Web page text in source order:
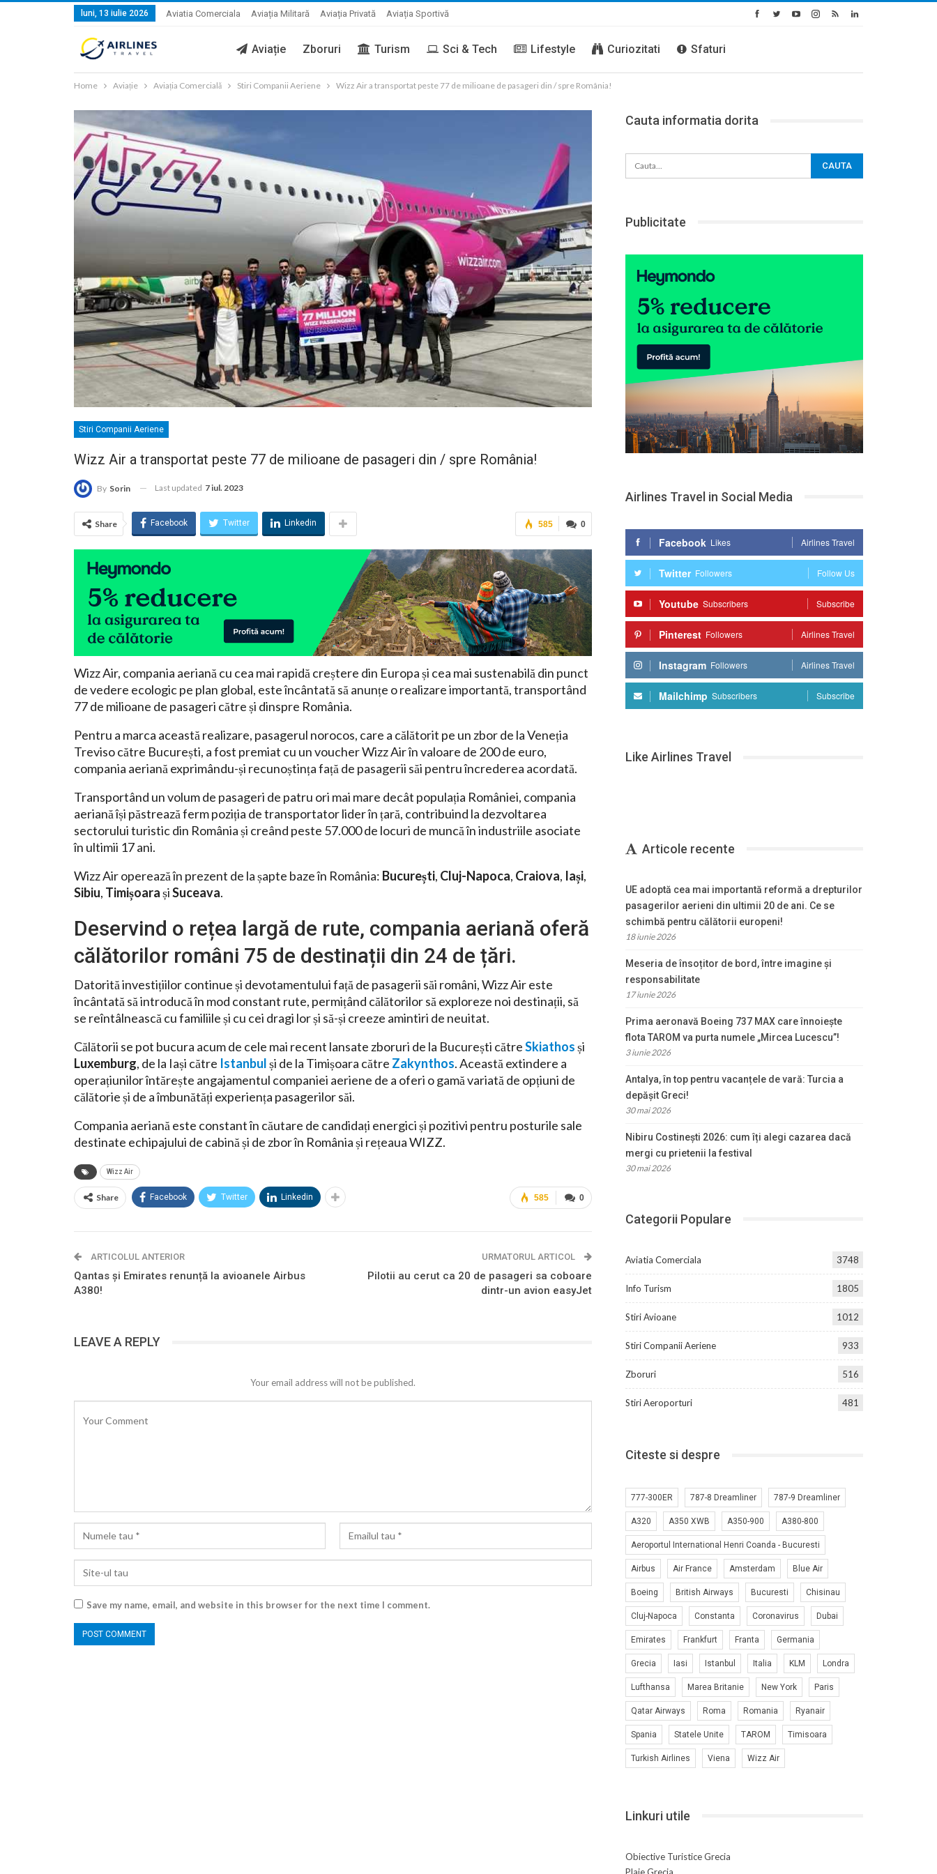
luni, 13 iulie 2026 Aviatia Comerciala Aviația Militară Aviația Privată Aviația Sportivă
Aviație Zboruri Turism Sci & Tech Lifestyle Curiozitati Sfaturi
Home Aviație Aviația Comercială Stiri Companii Aeriene Wizz Air a transportat peste 77 de milioane de pasageri din / spre România!
Stiri Companii Aeriene
Wizz Air a transportat peste 77 de milioane de pasageri din / spre România!
By Sorin Last updated 7 iul. 2023
0
585
Share Facebook Twitter Linkedin
Wizz Air, compania aeriană cu cea mai rapidă creștere din Europa și cea mai sustenabilă din punct
de vedere ecologic pe plan global, este încântată să anunțe o realizare importantă, transportând
77 de milioane de pasageri către și dinspre România.
Pentru a marca această realizare, pasagerul norocos, care a călătorit pe un zbor de la Veneția
Treviso către București, a fost premiat cu un voucher Wizz Air în valoare de 200 de euro,
compania aeriană exprimându-și recunoștința față de pasagerii săi pentru încrederea acordată.
Transportând un volum de pasageri de patru ori mai mare decât populația României, compania
aeriană își păstrează ferm poziția de transportator lider în țară, contribuind la dezvoltarea
sectorului turistic din România și creând peste 57.000 de locuri de muncă în industriile asociate
în ultimii 17 ani.
Wizz Air operează în prezent de la șapte baze în România: București, Cluj-Napoca, Craiova, Iași,
Sibiu, TimișoarașiSuceava.
Deservind o rețea largă de rute, compania aeriană oferă
călătorilor români 75 de destinații din 24 de țări.
Datorită investițiilor continue și devotamentului față de pasagerii săi români, Wizz Air este
încântată să introducă în mod constant rute, permițând călătorilor să exploreze noi destinații, să
se reîntâlnească cu familiile și cu cei dragi lor și să-și creeze amintiri de neuitat.
Călătorii se pot bucura acum de cele mai recent lansate zboruri de la București cătreSkiathosși
Luxemburg, de la Iași către Istanbulși de la Timișoara către Zakynthos. Această extindere a
operațiunilor întărește angajamentul companiei aeriene de a oferi o gamă variată de opțiuni de
călătorie și de a îmbunătăți experiența pasagerilor săi.
Compania aeriană este constant în căutare de candidați energici și pozitivi pentru posturile sale
destinate echipajului de cabină și de zbor în România și rețeaua WIZZ.
Wizz Air
0
585
Share Facebook Twitter Linkedin
ARTICOLUL ANTERIOR
Qantas și Emirates renunță la avioanele Airbus
A380!
URMATORUL ARTICOL
Pilotii au cerut ca 20 de pasageri sa coboare
dintr-un avion easyJet
LEAVE A REPLY
Your email address will not be published.
Save my name, email, and website in this browser for the next time I comment.
Cauta informatia dorita
Publicitate
Airlines Travel in Social Media
Facebook Likes Airlines Travel
Twitter Followers Follow Us
Youtube Subscribers Subscribe
Pinterest Followers Airlines Travel
Instagram Followers Airlines Travel
Mailchimp Subscribers Subscribe
Like Airlines Travel
Articole recente
UE adoptă cea mai importantă reformă a drepturilor
pasagerilor aerieni din ultimii 20 de ani. Ce se
schimbă pentru călătorii europeni!
18 iunie 2026
Meseria de însoțitor de bord, între imagine și
responsabilitate
17 iunie 2026
Prima aeronavă Boeing 737 MAX care înnoiește
flota TAROM va purta numele „Mircea Lucescu”!
3 iunie 2026
Antalya, în top pentru vacanțele de vară: Turcia a
depășit Greci!
30 mai 2026
Nibiru Costinești 2026: cum îți alegi cazarea dacă
mergi cu prietenii la festival
30 mai 2026
Categorii Populare
Aviatia Comerciala 3748
Info Turism 1805
Stiri Avioane 1012
Stiri Companii Aeriene 933
Zboruri 516
Stiri Aeroporturi 481
Citeste si despre
777-300ER 787-8 Dreamliner 787-9 Dreamliner
A320 A350 XWB A350-900 A380-800
Aeroportul International Henri Coanda - Bucuresti
Airbus Air France Amsterdam Blue Air
Boeing British Airways Bucuresti Chisinau
Cluj-Napoca Constanta Coronavirus Dubai
Emirates Frankfurt Franta Germania
Grecia Iasi Istanbul Italia KLM Londra
Lufthansa Marea Britanie New York Paris
Qatar Airways Roma Romania Ryanair
Spania Statele Unite TAROM Timisoara
Turkish Airlines Viena Wizz Air
Linkuri utile
Obiective Turistice Grecia
Plaje Grecia